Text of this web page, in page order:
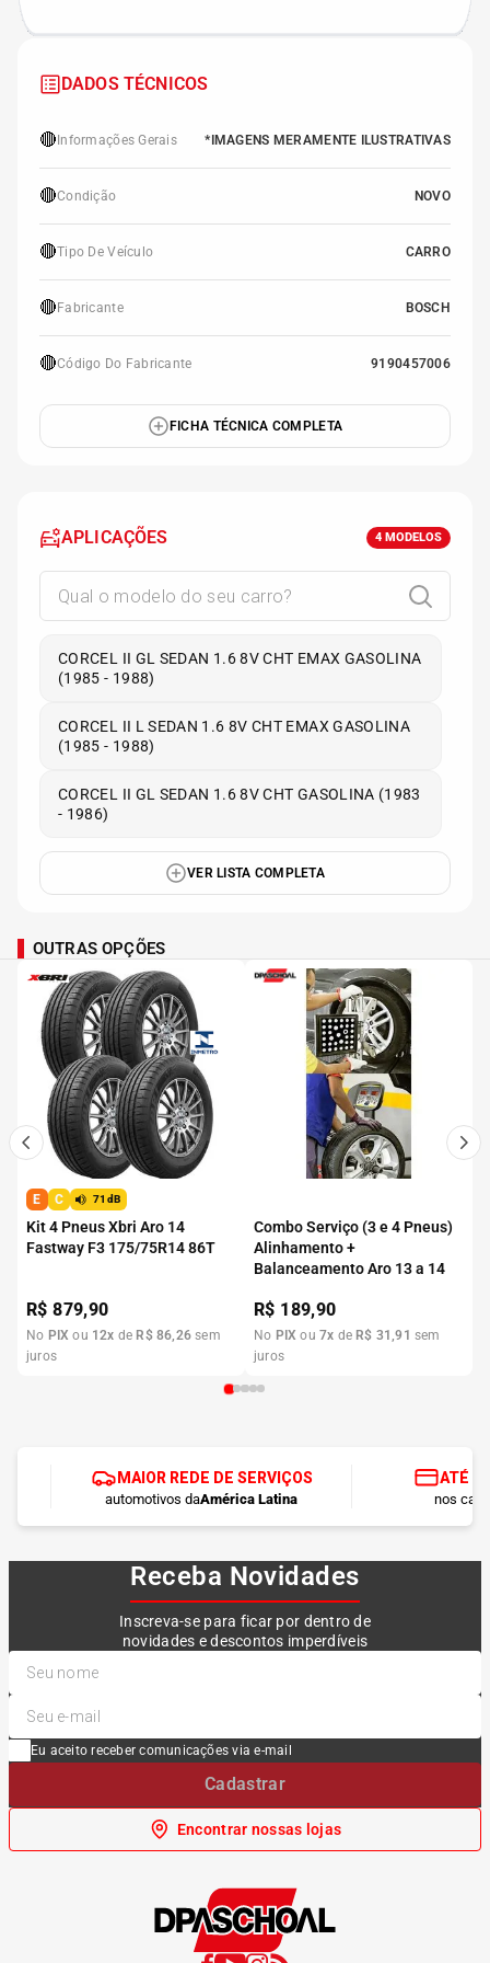
DADOS TÉCNICOS
🔴 Informações Gerais *IMAGENS MERAMENTE ILUSTRATIVAS
🔴Condição NOVO
🔴Tipo De Veículo CARRO
🔴 Fabricante BOSCH
🔴Código Do Fabricante 9190457006
FICHA TÉCNICA COMPLETA
APLICAÇÕES 4 MODELOS
CORCEL II GL SEDAN 1.6 8V CHT EMAX GASOLINA
(1985 - 1988)
CORCEL II L SEDAN 1.6 8V CHT EMAX GASOLINA
(1985 - 1988)
CORCEL II GL SEDAN 1.6 8V CHT GASOLINA (1983
- 1986)
VER LISTA COMPLETA
OUTRAS OPÇÕES
E C 71dB
Kit 4 Pneus Xbri Aro 14
Fastway F3 175/75R14 86T
R$879,90
No PIX ou 12x de R$ 86,26 sem
juros
Combo Serviço (3 e 4 Pneus)
Alinhamento +
Balanceamento Aro 13 a 14
R$ 189,90
No PIX ou7x de R$ 31 ,91 sem
juros
MAIOR REDE DE SERVIÇOS
automotivos daAmérica Latina
ATÉ
nos
Receba Novidades
Inscreva-se para ficar por dentro de
novidades e descontos imperdíveis
Eu aceito receber comunicações via e-mail
Cadastrar
Encontrar nossas lojas